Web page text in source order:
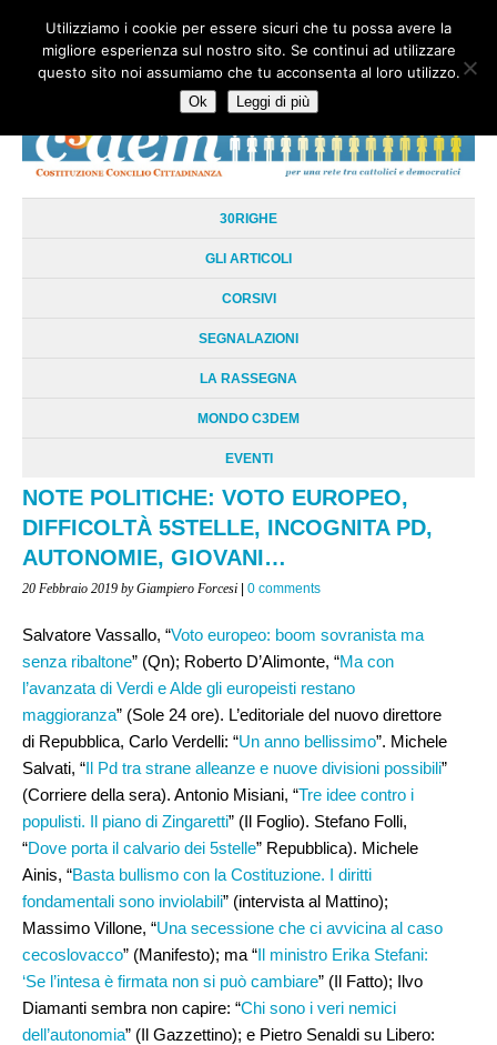
HOME CHI SIAMO LA RETE LE RADICI DOCUMENTAZIONE
AREE TEMATICHE
30RIGHE
GLI ARTICOLI
CORSIVI
SEGNALAZIONI
LA RASSEGNA
MONDO C3DEM
EVENTI
NOTE POLITICHE: VOTO EUROPEO,
DIFFICOLTÀ 5STELLE, INCOGNITA PD,
AUTONOMIE, GIOVANI…
20 Febbraio 2019 by Giampiero Forcesi | 0 comments
Salvatore Vassallo, “Voto europeo: boom sovranista ma
senza ribaltone” (Qn); Roberto D’Alimonte, “Ma con
l’avanzata di Verdi e Alde gli europeisti restano
maggioranza” (Sole 24 ore). L’editoriale del nuovo direttore
di Repubblica, Carlo Verdelli: “Un anno bellissimo”. Michele
Salvati, “Il Pd tra strane alleanze e nuove divisioni possibili”
(Corriere della sera). Antonio Misiani, “Tre idee contro i
populisti. Il piano di Zingaretti” (Il Foglio). Stefano Folli,
“Dove porta il calvario dei 5stelle” Repubblica). Michele
Ainis, “Basta bullismo con la Costituzione. I diritti
fondamentali sono inviolabili” (intervista al Mattino);
Massimo Villone, “Una secessione che ci avvicina al caso
cecoslovacco” (Manifesto); ma “Il ministro Erika Stefani:
‘Se l’intesa è firmata non si può cambiare” (Il Fatto); Ilvo
Diamanti sembra non capire: “Chi sono i veri nemici
dell’autonomia” (Il Gazzettino); e Pietro Senaldi su Libero:
Utilizziamo i cookie per essere sicuri che tu possa avere la
migliore esperienza sul nostro sito. Se continui ad utilizzare
questo sito noi assumiamo che tu acconsenta al loro utilizzo.
Ok Leggi di più